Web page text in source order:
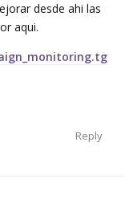
desde ahi las
aqui.
Reply